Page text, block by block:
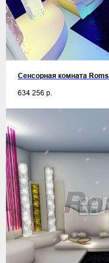
Сенсорная комната
634 256 р.